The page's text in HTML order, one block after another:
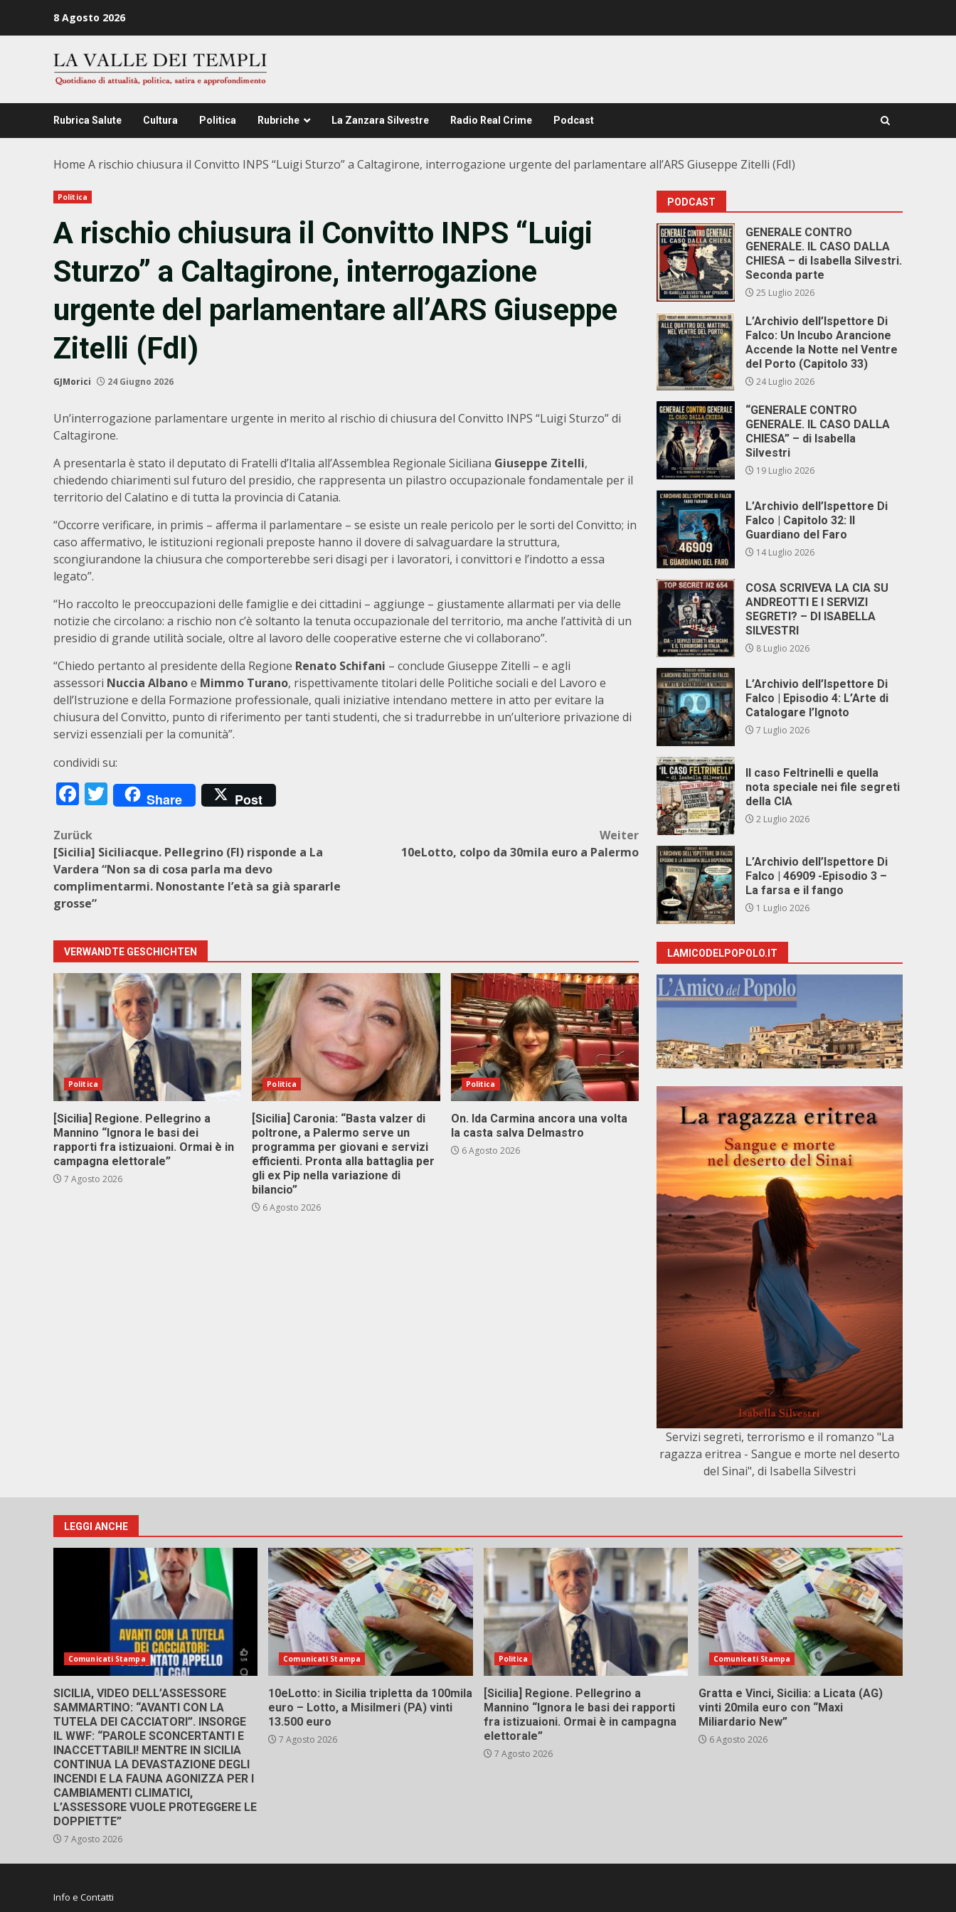
8 Agosto 2026
Rubrica Salute Cultura Politica Rubriche La Zanzara Silvestre Radio Real Crime Podcast
Home A rischio chiusura il Convitto INPS “Luigi Sturzo” a Caltagirone, interrogazione urgente del parlamentare all’ARS Giuseppe Zitelli (FdI)
Politica
A rischio chiusura il Convitto INPS “Luigi
Sturzo” a Caltagirone, interrogazione
urgente del parlamentare all’ARS Giuseppe
Zitelli (FdI)
GJMorici 24 Giugno 2026
Un’interrogazione parlamentare urgente in merito al rischio di chiusura del Convitto INPS “Luigi Sturzo” di
Caltagirone.
A presentarla è stato il deputato di Fratelli d’Italia all’Assemblea Regionale Siciliana Giuseppe Zitelli,
chiedendo chiarimenti sul futuro del presidio, che rappresenta un pilastro occupazionale fondamentale per il
territorio del Calatino e di tutta la provincia di Catania.
“Occorre verificare, in primis – afferma il parlamentare – se esiste un reale pericolo per le sorti del Convitto; in
caso affermativo, le istituzioni regionali preposte hanno il dovere di salvaguardare la struttura,
scongiurandone la chiusura che comporterebbe seri disagi per i lavoratori, i convittori e l’indotto a essa
legato”.
“Ho raccolto le preoccupazioni delle famiglie e dei cittadini – aggiunge – giustamente allarmati per via delle
notizie che circolano: a rischio non c’è soltanto la tenuta occupazionale del territorio, ma anche l’attività di un
presidio di grande utilità sociale, oltre al lavoro delle cooperative esterne che vi collaborano”.
“Chiedo pertanto al presidente della Regione Renato Schifani – conclude Giuseppe Zitelli – e agli
assessori Nuccia Albanoe Mimmo Turano, rispettivamente titolari delle Politiche sociali e del Lavoro e
dell’Istruzione e della Formazione professionale, quali iniziative intendano mettere in atto per evitare la
chiusura del Convitto, punto di riferimento per tanti studenti, che si tradurrebbe in un’ulteriore privazione di
servizi essenziali per la comunità”.
condividi su:
Facebook
Twitter
Share Post
Beitragsnavigation
Zurück
[Sicilia] Siciliacque. Pellegrino (FI) risponde a La
Vardera “Non sa di cosa parla ma devo
complimentarmi. Nonostante l’età sa già spararle
grosse”
Weiter
10eLotto, colpo da 30mila euro a Palermo
VERWANDTE GESCHICHTEN
Politica
[Sicilia] Regione. Pellegrino a
Mannino “Ignora le basi dei
rapporti fra istizuaioni. Ormai è in
campagna elettorale”
7 Agosto 2026
Politica
[Sicilia] Caronia: “Basta valzer di
poltrone, a Palermo serve un
programma per giovani e servizi
efficienti. Pronta alla battaglia per
gli ex Pip nella variazione di
bilancio”
6 Agosto 2026
Politica
On. Ida Carmina ancora una volta
la casta salva Delmastro
6 Agosto 2026
PODCAST
GENERALE CONTRO
GENERALE. IL CASO DALLA
CHIESA – di Isabella Silvestri.
Seconda parte
25 Luglio 2026
L’Archivio dell’Ispettore Di
Falco: Un Incubo Arancione
Accende la Notte nel Ventre
del Porto (Capitolo 33)
24 Luglio 2026
“GENERALE CONTRO
GENERALE. IL CASO DALLA
CHIESA” – di Isabella
Silvestri
19 Luglio 2026
L’Archivio dell’Ispettore Di
Falco | Capitolo 32: Il
Guardiano del Faro
14 Luglio 2026
COSA SCRIVEVA LA CIA SU
ANDREOTTI E I SERVIZI
SEGRETI? – DI ISABELLA
SILVESTRI
8 Luglio 2026
L’Archivio dell’Ispettore Di
Falco | Episodio 4: L’Arte di
Catalogare l’Ignoto
7 Luglio 2026
Il caso Feltrinelli e quella
nota speciale nei file segreti
della CIA
2 Luglio 2026
L’Archivio dell’Ispettore Di
Falco | 46909 -Episodio 3 –
La farsa e il fango
1 Luglio 2026
LAMICODELPOPOLO.IT
Servizi segreti, terrorismo e il romanzo "La
ragazza eritrea - Sangue e morte nel deserto
del Sinai", di Isabella Silvestri
LEGGI ANCHE
Comunicati Stampa
SICILIA, VIDEO DELL’ASSESSORE
SAMMARTINO: “AVANTI CON LA
TUTELA DEI CACCIATORI”. INSORGE
IL WWF: “PAROLE SCONCERTANTI E
INACCETTABILI! MENTRE IN SICILIA
CONTINUA LA DEVASTAZIONE DEGLI
INCENDI E LA FAUNA AGONIZZA PER I
CAMBIAMENTI CLIMATICI,
L’ASSESSORE VUOLE PROTEGGERE LE
DOPPIETTE”
7 Agosto 2026
Comunicati Stampa
10eLotto: in Sicilia tripletta da 100mila
euro – Lotto, a Misilmeri (PA) vinti
13.500 euro
7 Agosto 2026
Politica
[Sicilia] Regione. Pellegrino a
Mannino “Ignora le basi dei rapporti
fra istizuaioni. Ormai è in campagna
elettorale”
7 Agosto 2026
Comunicati Stampa
Gratta e Vinci, Sicilia: a Licata (AG)
vinti 20mila euro con “Maxi
Miliardario New”
6 Agosto 2026
Info e Contatti